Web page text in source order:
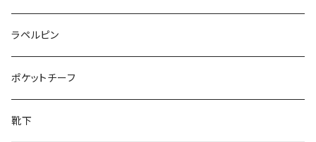
50/XL～
27cm～
28cm～
ラペルピン
ポケットチーフ
靴下